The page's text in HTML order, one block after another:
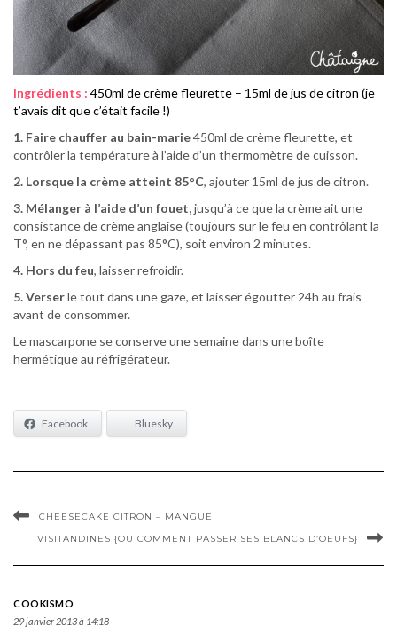
Ingrédients : 450ml de crème fleurette – 15ml de jus de citron (je
t’avais dit que c’était facile !)
1. Faire chauffer au bain-marie450ml de crème fleurette, et
contrôler la température à l’aide d’un thermomètre de cuisson.
2. Lorsque la crème atteint 85°C, ajouter 15ml de jus de citron.
3. Mélanger à l’aide d’un fouet,jusqu’à ce que la crème ait une
consistance de crème anglaise (toujours sur le feu en contrôlant la
T°, en ne dépassant pas 85°C), soit environ 2 minutes.
4. Hors du feu, laisser refroidir.
5. Verserle tout dans une gaze, et laisser égoutter 24h au frais
avant de consommer.
Le mascarpone se conserve une semaine dans une boîte
hermétique au réfrigérateur.
Facebook Bluesky
CHEESECAKE CITRON – MANGUE
VISITANDINES {OU COMMENT PASSER SES BLANCS D’OEUFS}
COOKISMO
29 janvier 2013 à 14:18